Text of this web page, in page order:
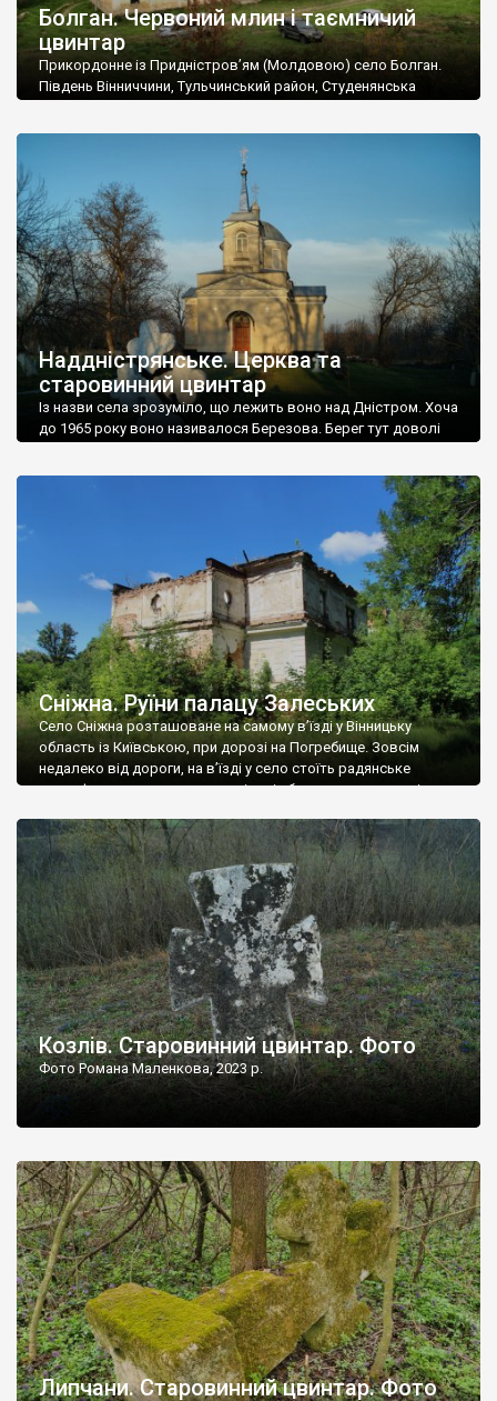
Болган. Червоний млин і таємничий
цвинтар
Прикордонне із Придністров’ям (Молдовою) село Болган.
Південь Вінниччини, Тульчинський район, Студенянська
старовинний цвинтар із кам’яними хрестами. Всі епітафії, які
збереглися, написані кирилицею, церковнослов’янською
мовою. За всіма традиційними ознаками – цвинтар
український. Хрести датуються 19 століттям. У 1924-1940
роках Болган […]
Наддністрянське. Церква та
старовинний цвинтар
Із назви села зрозуміло, що лежить воно над Дністром. Хоча
до 1965 року воно називалося Березова. Берег тут доволі
Наддністрянське відрізняється від більшості навколишніх
сіл. У селі є мурована Михайлівська церква. Точної дати […]
Сніжна. Руїни палацу Залеських
Село Сніжна розташоване на самому в’їзді у Вінницьку
область із Київською, при дорозі на Погребище. Зовсім
недалеко від дороги, на в’їзді у село стоїть радянське
рельєфне пано, яке показує жінку і яблуню, а трохи далі, десь
не видно, але видно дві стареньких колії у траві – […]
Козлів. Старовинний цвинтар. Фото
Фото Романа Маленкова, 2023 р.
Липчани. Старовинний цвинтар. Фото